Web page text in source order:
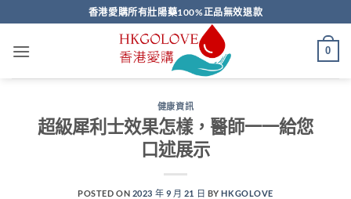
to
content
香港愛購所有壯陽藥100%正品無效退款
0
健康資訊
超級犀利士效果怎樣，醫師一一給您
口述展示
POSTED ON 2023 年 9 月 21 日 BYHKGOLOVE